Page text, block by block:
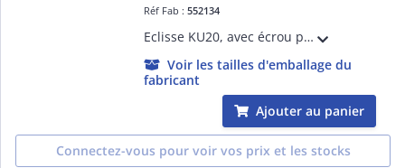
Réf Fab :552134
Eclisse KU20, avec écrou prémonté gain de temps pour assemblages droits, virages, tés et croix, finition EZ.
Voir les tailles d'emballage du
fabricant
Ajouter au panier
Connectez-vous pour voir vos prix et les stocks